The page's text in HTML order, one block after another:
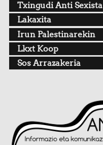
Txingudi Anti Sexista
Lakaxita
Irun Palestinarekin
Lkxt Koop
Sos Arrazakeria